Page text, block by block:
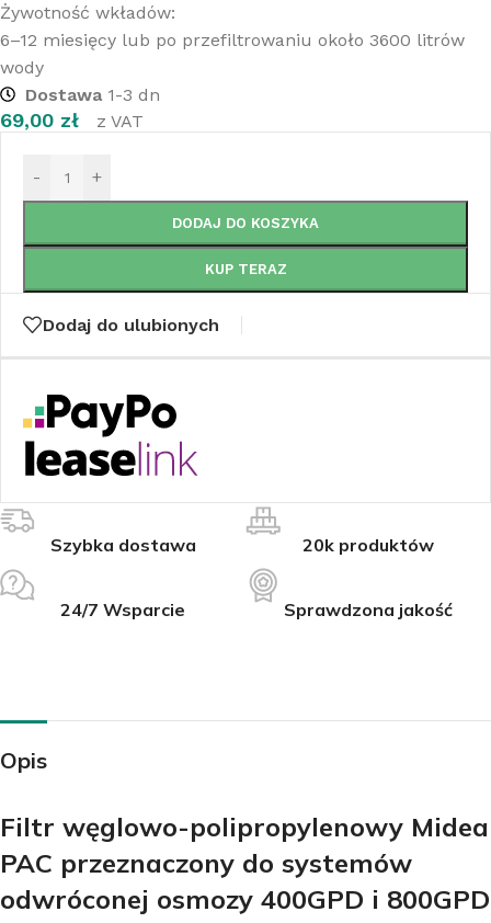
Żywotność wkładów:
6–12 miesięcy lub po przefiltrowaniu około 3600 litrów
wody
Dostawa1-3 dn
69,00 zł z VAT
- +
DODAJ DO KOSZYKA
KUP TERAZ
Dodaj do ulubionych
Szybka dostawa 20k produktów
24/7 Wsparcie Sprawdzona jakość
Opis
Filtr węglowo-polipropylenowy Midea
PAC przeznaczony do systemów
odwróconej osmozy 400GPD i 800GPD